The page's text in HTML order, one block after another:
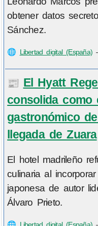
obtener datos
Sánchez.
🌐 Libertad digital (España)
📰 El Hyatt
consolida como
gastronómico
llegada de Zuara
El hotel madrileño
culinaria al
japonesa de autor
Álvaro Prieto.